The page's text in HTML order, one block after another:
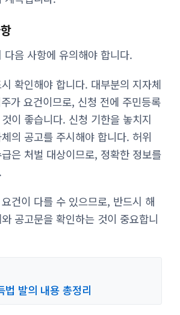
다음 사항에 유의해야 합니다.
확인해야 합니다. 대부분의 지자체
가 요건이므로, 신청 전에 주민등록
이 좋습니다. 신청 기한을 놓치지
의 공고를 주시해야 합니다. 허위
은 처벌 대상이므로, 정확한 정보를
건이 다를 수 있으므로, 반드시 해
공고문을 확인하는 것이 중요합니
법 발의 내용 총정리